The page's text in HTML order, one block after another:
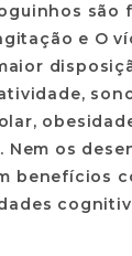
são
e O
Nem os
benefícios